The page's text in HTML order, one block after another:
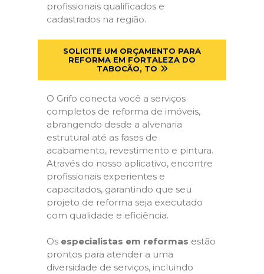
profissionais qualificados e
cadastrados na região.
SOLICITE UM ORÇAMENTO PARA
REFORMA EM FORTALEZA DO
TABOCÃO, TO
O Grifo conecta você a serviços
completos de reforma de imóveis,
abrangendo desde a alvenaria
estrutural até as fases de
acabamento, revestimento e pintura.
Através do nosso aplicativo, encontre
profissionais experientes e
capacitados, garantindo que seu
projeto de reforma seja executado
com qualidade e eficiência.
Os especialistas em reformas estão
prontos para atender a uma
diversidade de serviços, incluindo